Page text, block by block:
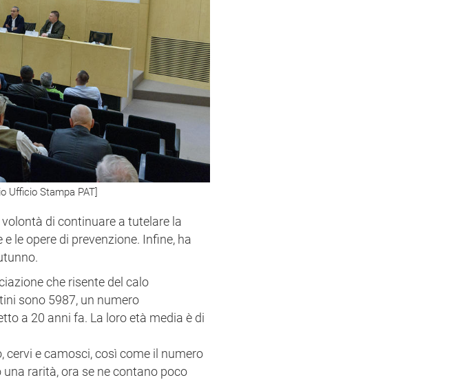
Ufficio Stampa PAT]
di continuare a tutelare la
le opere di prevenzione. Infine, ha
che risente del calo
sono 5987, un numero
a 20 anni fa. La loro età media è di
e camosci, così come il numero
rarità, ora se ne contano poco